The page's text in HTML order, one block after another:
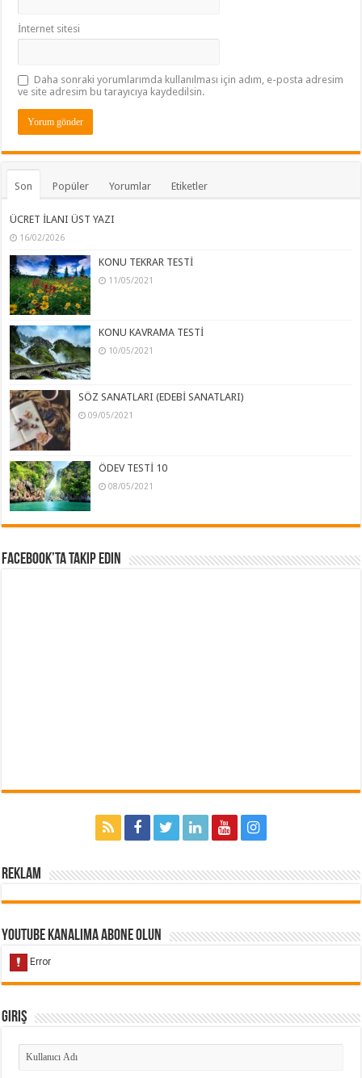
İnternet sitesi
Daha sonraki yorumlarımda kullanılması için adım, e-posta adresim
ve site adresim bu tarayıcıya kaydedilsin.
Son Popüler Yorumlar Etiketler
ÜCRET İLANI ÜST YAZI
16/02/2026
KONU TEKRAR TESTİ
11/05/2021
KONU KAVRAMA TESTİ
10/05/2021
SÖZ SANATLARI (EDEBİ SANATLARI)
09/05/2021
ÖDEV TESTİ 10
08/05/2021
Facebook’ta Takip Edin
Reklam
Youtube Kanalıma Abone Olun
Giriş